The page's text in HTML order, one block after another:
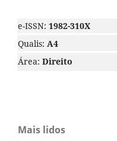
e-ISSN: 1982-310X
Qualis: A4
Área: Direito
Mais lidos